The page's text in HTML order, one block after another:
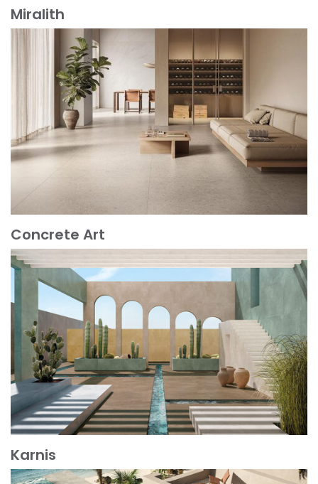
Mehr erfahren
Mehr erfahren
Miralith
Mehr erfahren
Concrete Art
Karnis